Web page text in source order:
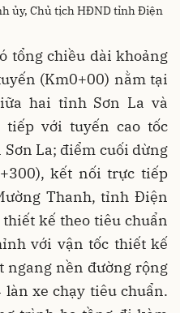
ủy, Chủ tịch HĐND tỉnh Điện
tổng chiều dài khoảng
(Km0+00) nằm tại
hai tỉnh Sơn La và
với tuyến cao tốc
La; điểm cuối dừng
kết nối trực tiếp
Thanh, tỉnh Điện
kế theo tiêu chuẩn
với vận tốc thiết kế
ngang nền đường rộng
xe chạy tiêu chuẩn.